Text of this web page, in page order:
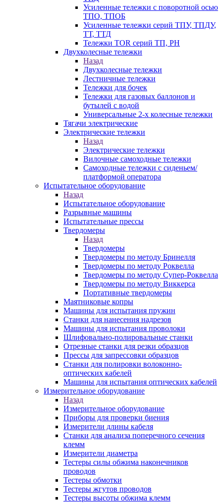
Усиленные тележки с поворотной осью
ТПО, ТПОБ
Усиленные тележки серий ТПУ, ТПДУ,
ТТ, ТТД
Тележки TOR серий ТП, PH
Двухколесные тележки
Назад
Двухколесные тележки
Лестничные тележки
Тележки для бочек
Тележки для газовых баллонов и
бутылей с водой
Универсальные 2-х колесные тележки
Тягачи электрические
Электрические тележки
Назад
Электрические тележки
Вилочные самоходные тележки
Самоходные тележки с сиденьем/
платформой оператора
Испытательное оборудование
Назад
Испытательное оборудование
Разрывные машины
Испытательные прессы
Твердомеры
Назад
Твердомеры
Твердомеры по методу Бринелля
Твердомеры по методу Роквелла
Твердомеры по методу Супер-Роквелла
Твердомеры по методу Виккерса
Портативные твердомеры
Маятниковые копры
Машины для испытания пружин
Станки для нанесения надрезов
Машины для испытания проволоки
Шлифовально-полировальные станки
Отрезные станки для резки образцов
Прессы для запрессовки образцов
Станки для полировки волоконно-
оптических кабелей
Машины для испытания оптических кабелей
Измерительное оборудование
Назад
Измерительное оборудование
Приборы для проверки биения
Измерители длины кабеля
Станки для анализа поперечного сечения
клемм
Измерители диаметра
Тестеры силы обжима наконечников
проводов
Тестеры обмотки
Тестеры жгутов проводов
Тестеры высоты обжима клемм